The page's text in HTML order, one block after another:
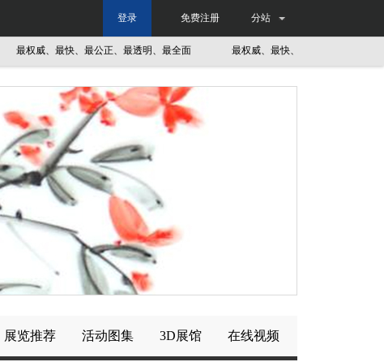
分站
免费注册
登录
最权威、最快、最公正、最透明、最全面 最权威、最快、最公正、最透明、最全
展览推荐 活动图集 3D展馆 在线视频